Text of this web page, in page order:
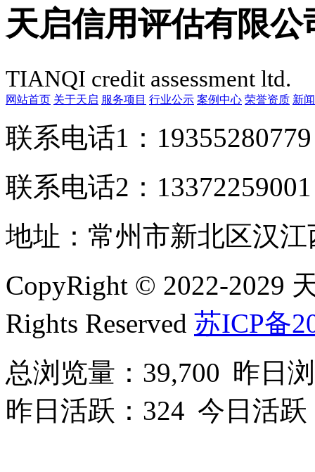
天启信用评估有限公
TIANQI credit assessment ltd.
网站首页 关于天启 服务项目 行业公示 案例中心 荣誉资质 新
联系电话1：
联系电话2：
地址：常州市新北区汉江
CopyRight © 2022-2029
Rights Reserved 苏ICP备
总浏览量：39,700 昨日
昨日活跃：324 今日活跃